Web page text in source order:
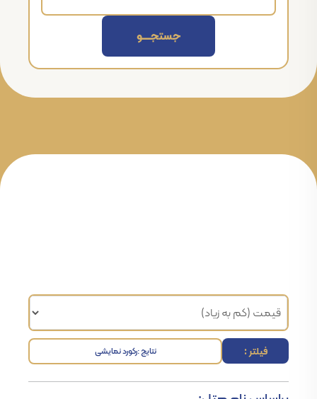
جستجــــــو
فیلتر : نتایج :رکورد نمایشی